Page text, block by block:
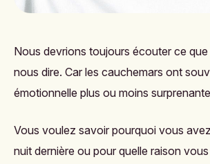
Nous devrions toujours écouter ce
nous dire. Car les cauchemars ont
émotionnelle plus ou moins
Vous voulez savoir pourquoi vous
nuit dernière ou pour quelle raison